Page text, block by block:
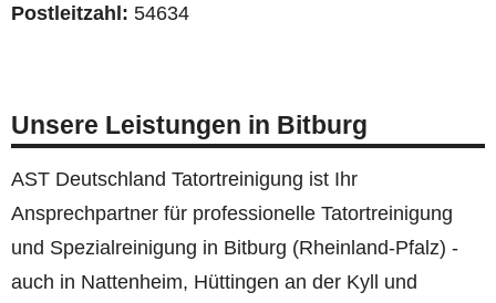
Postleitzahl: 54634
Unsere Leistungen in Bitburg
AST Deutschland Tatortreinigung ist Ihr
Ansprechpartner für professionelle Tatortreinigung
und Spezialreinigung in Bitburg (Rheinland-Pfalz) -
auch in Nattenheim, Hüttingen an der Kyll und